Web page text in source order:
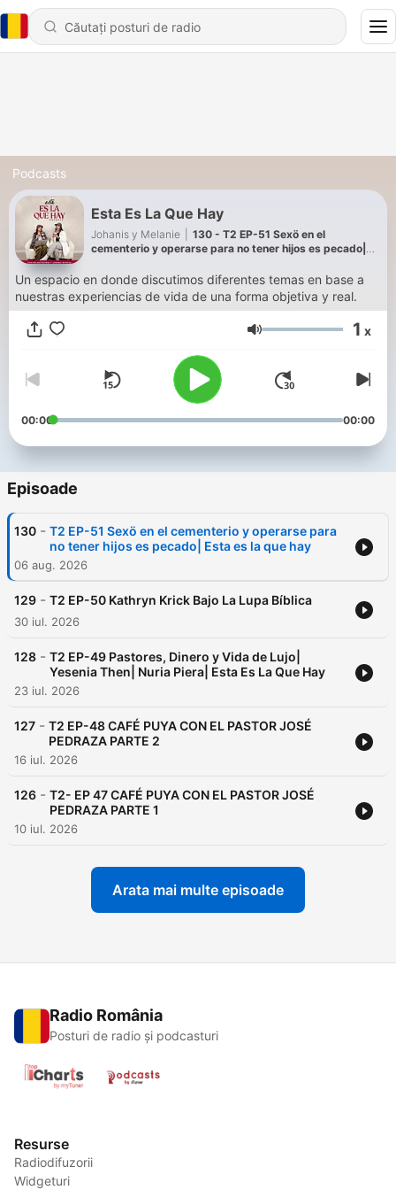
Podcasts
Esta Es La Que Hay
Johanis y Melanie
130 - T2 EP-51 Sexö en el
cementerio y operarse para no tener hijos es pecado|
Un espacio en donde discutimos diferentes temas en base a
nuestras experiencias de vida de una forma objetiva y real.
Volum 1 x
00:00 00:00
Episoade
130 - T2 EP-51 Sexö en el cementerio y operarse para
no tener hijos es pecado| Esta es la que hay
06 aug. 2026
129 - T2 EP-50 Kathryn Krick Bajo La Lupa Bíblica
30 iul. 2026
128 - T2 EP-49 Pastores, Dinero y Vida de Lujo|
Yesenia Then| Nuria Piera| Esta Es La Que Hay
23 iul. 2026
127 - T2 EP-48 CAFÉ PUYA CON EL PASTOR JOSÉ
PEDRAZA PARTE 2
16 iul. 2026
126 - T2- EP 47 CAFÉ PUYA CON EL PASTOR JOSÉ
PEDRAZA PARTE 1
10 iul. 2026
Arata mai multe episoade
Radio România
Posturi de radio și podcasturi
Resurse
Radiodifuzorii
Widgeturi